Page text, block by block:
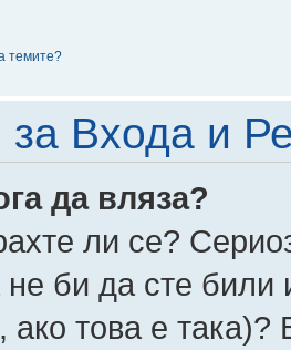
темите?
Входа и
да вляза?
ли се?
не би да сте
това е така)?